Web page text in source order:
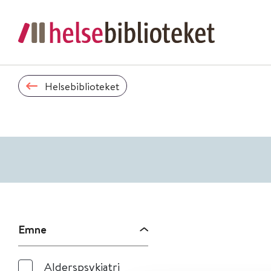
Helsebiblioteket
Emne
Alderspsykiatri